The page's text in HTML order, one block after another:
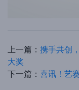
上一篇： 携手共创
大奖
下一篇： 喜讯！艺